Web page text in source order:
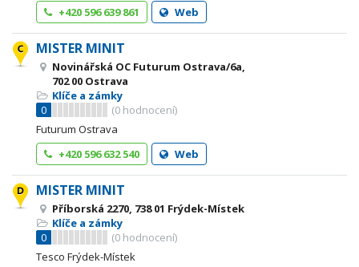
+420 596 639 861
Web
MISTER MINIT
Novinářská OC Futurum Ostrava/6a,
702 00 Ostrava
Klíče a zámky
0
(0 hodnocení)
Futurum Ostrava
+420 596 632 540
Web
MISTER MINIT
Příborská 2270, 738 01 Frýdek-Místek
Klíče a zámky
0
(0 hodnocení)
Tesco Frýdek-Místek